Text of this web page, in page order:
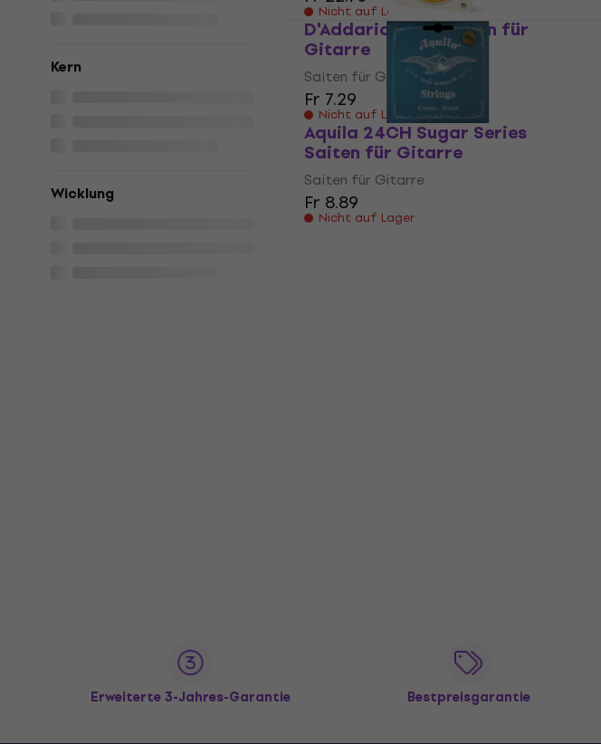
Kern
Wicklung
Nicht auf Lager
D'Addario EJ98 Saiten für
Gitarre
Saiten für Gitarre
Fr 7.29
Nicht auf Lager
Aquila 24CH Sugar Series
Saiten für Gitarre
Saiten für Gitarre
Fr 8.89
Nicht auf Lager
Erweiterte 3-Jahres-Garantie Bestpreisgarantie